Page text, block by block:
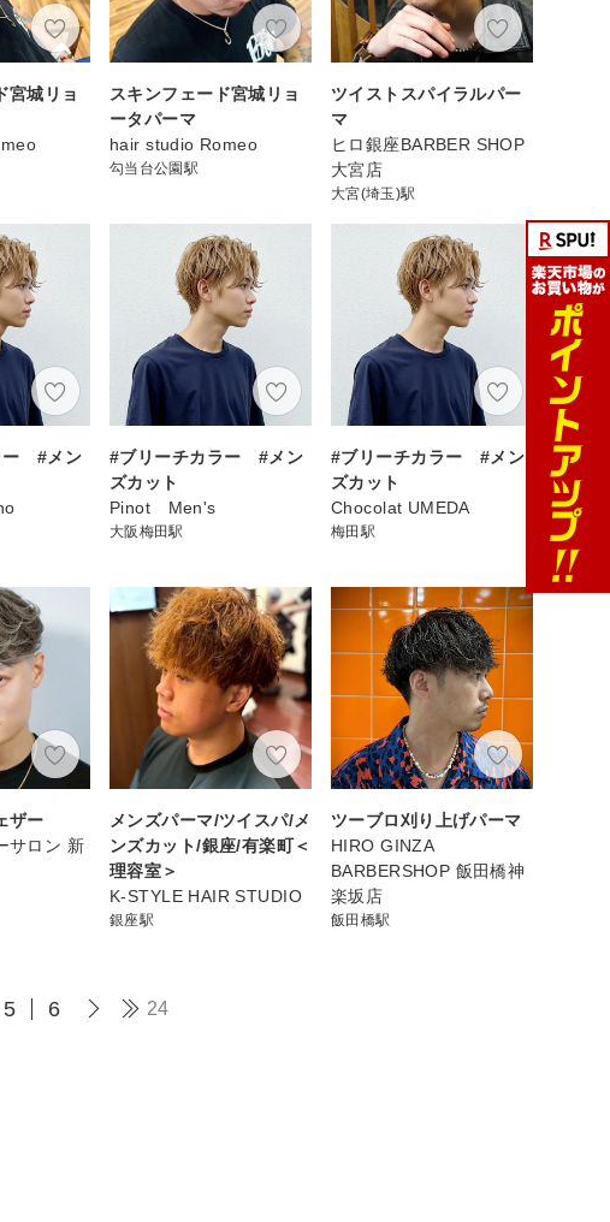
宮城リョ
スキンフェード宮城リョ
ータパーマ
hair studio Romeo
勾当台公園駅
ツイストスパイラルパー
マ
ヒロ銀座BARBER SHOP
大宮店
大宮(埼玉)駅
ー #メン
#ブリーチカラー #メン
ズカット
Pinot Men's
大阪梅田駅
#ブリーチカラー #メン
ズカット
Chocolat UMEDA
梅田駅
ザー
サロン 新
メンズパーマ/ツイスパ/メ
ンズカット/銀座/有楽町＜
理容室＞
K-STYLE HAIR STUDIO
銀座駅
ツーブロ刈り上げパーマ
HIRO GINZA
BARBERSHOP 飯田橋神
楽坂店
飯田橋駅
5 6 24